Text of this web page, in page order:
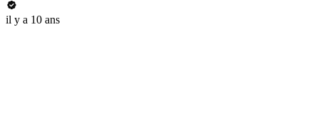
il y a 10 ans